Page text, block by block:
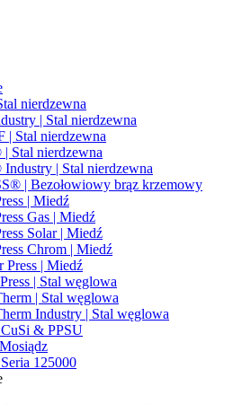
nierdzewna
| Stal nierdzewna
| Stal nierdzewna
Stal nierdzewna
| Stal nierdzewna
| Bezołowiowy brąz krzemowy
| Miedź
Gas | Miedź
Solar | Miedź
Chrom | Miedź
Press | Miedź
| Stal węglowa
| Stal węglowa
Industry | Stal węglowa
& PPSU
125000